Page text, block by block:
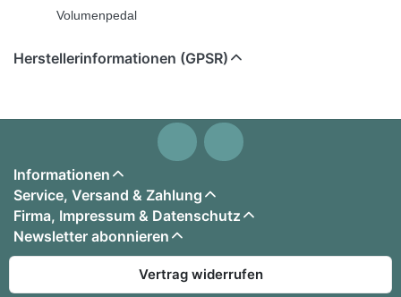
Volumenpedal
Herstellerinformationen (GPSR)
Informationen
Service, Versand & Zahlung
Firma, Impressum & Datenschutz
Newsletter abonnieren
Vertrag widerrufen